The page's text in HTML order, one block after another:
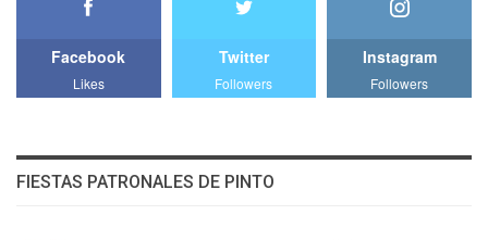
Facebook
Likes
Twitter
Followers
Instagram
Followers
FIESTAS PATRONALES DE PINTO